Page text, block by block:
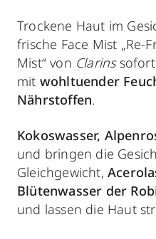
Trockene Haut im
frische Face Mist „Re-
Mist“ von Clarinssofort
mit wohltuender
Nährstoffen.
Kokoswasser,
und bringen die
Gleichgewicht,
Blütenwasser der
und lassen die Haut